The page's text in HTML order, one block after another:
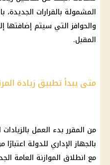
المشمولة بالقرارات الجديدة،
والحوافز التي سيتم إضافتها
المقبل.
متى يبدأ تطبيق زيادة المرتبات 2026 للعاملين
من المقرر بدء العمل
مع انطلاق الموازنة العامة